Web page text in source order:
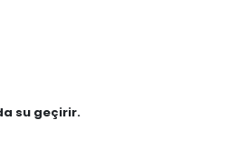
su geçirir.